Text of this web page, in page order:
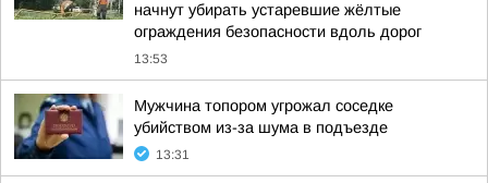
начнут убирать устаревшие жёлтые
ограждения безопасности вдоль дорог
13:53
Мужчина топором угрожал соседке
убийством из-за шума в подъезде
13:31